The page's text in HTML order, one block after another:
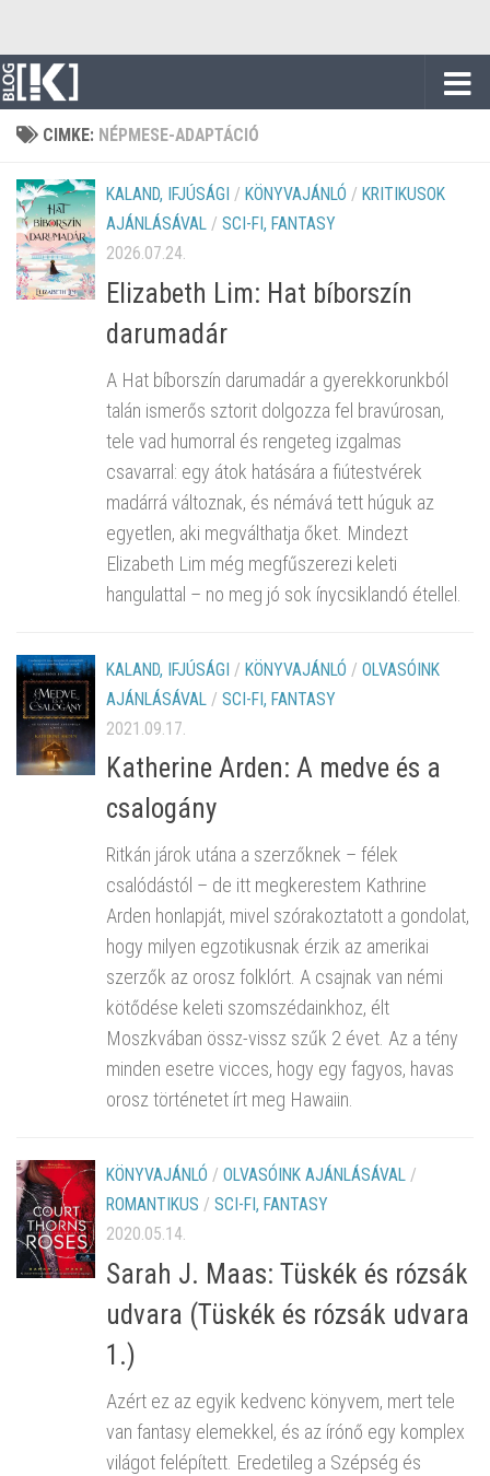
CIMKE: NÉPMESE-ADAPTÁCIÓ
KALAND, IFJÚSÁGI / KÖNYVAJÁNLÓ / KRITIKUSOK
AJÁNLÁSÁVAL / SCI-FI, FANTASY
2026.07.24.
Elizabeth Lim: Hat bíborszín
darumadár
A Hat bíborszín darumadár a gyerekkorunkból
talán ismerős sztorit dolgozza fel bravúrosan,
tele vad humorral és rengeteg izgalmas
csavarral: egy átok hatására a fiútestvérek
madárrá változnak, és némává tett húguk az
egyetlen, aki megválthatja őket. Mindezt
Elizabeth Lim még megfűszerezi keleti
hangulattal – no meg jó sok ínycsiklandó étellel.
KALAND, IFJÚSÁGI / KÖNYVAJÁNLÓ / OLVASÓINK
AJÁNLÁSÁVAL / SCI-FI, FANTASY
2021.09.17.
Katherine Arden: A ​medve és a
csalogány
Ritkán járok utána a szerzőknek – félek
csalódástól – de itt megkerestem Kathrine
Arden honlapját, mivel szórakoztatott a gondolat,
hogy milyen egzotikusnak érzik az amerikai
szerzők az orosz folklórt. A csajnak van némi
kötődése keleti szomszédainkhoz, élt
Moszkvában össz-vissz szűk 2 évet. Az a tény
minden esetre vicces, hogy egy fagyos, havas
orosz történetet írt meg Hawaiin.
KÖNYVAJÁNLÓ / OLVASÓINK AJÁNLÁSÁVAL /
ROMANTIKUS / SCI-FI, FANTASY
2020.05.14.
Sarah J. Maas: Tüskék és rózsák
udvara (Tüskék és rózsák udvara
1.)
Azért ez az egyik kedvenc könyvem, mert tele
van fantasy elemekkel, és az írónő egy komplex
világot felépített. Eredetileg a Szépség és